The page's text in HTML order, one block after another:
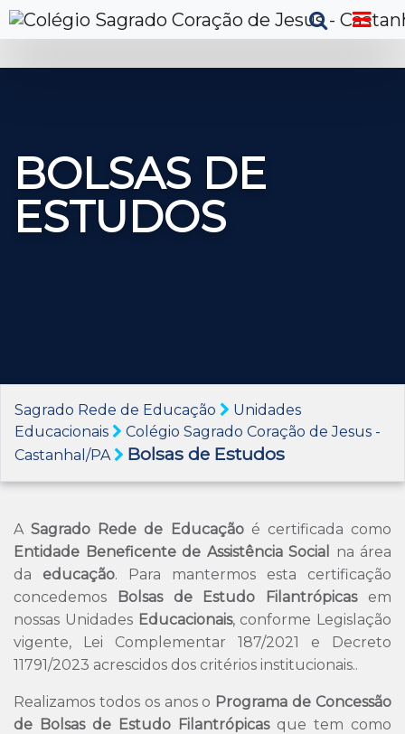
BOLSAS DE
ESTUDOS
Sagrado Rede de Educação
Unidades
Educacionais
Colégio Sagrado Coração de Jesus -
Castanhal/PA
Bolsas de Estudos
ASagrado Rede de Educaçãoé certificada como
Entidade Beneficente de Assistência Social
na área
da educação. Para mantermos esta certificação
concedemos
Bolsas de Estudo Filantrópicasem
nossas Unidades Educacionais, conforme Legislação
vigente, Lei Complementar 187/2021 e Decreto
11791/2023 acrescidos dos critérios institucionais..
Realizamos todos os anos o Programa de Concessão
de Bolsas de Estudo Filantrópicasque tem como